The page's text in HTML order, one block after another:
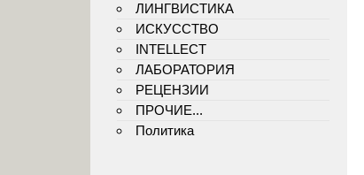
ЛИНГВИСТИКА
ИСКУССТВО
INTELLECT
ЛАБОРАТОРИЯ
РЕЦЕНЗИИ
ПРОЧИЕ...
Политика